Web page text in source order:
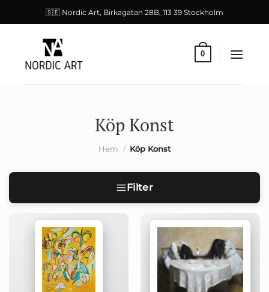
to
🇸🇪 Nordic Art, Birkagatan 28B, 113 39 Stockholm
0
Köp Konst
Hem / Köp Konst
Filter